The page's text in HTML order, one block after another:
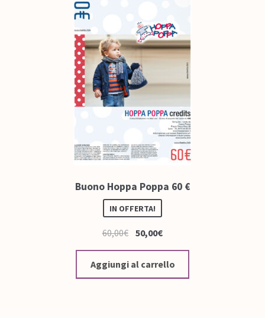
Buono Hoppa Poppa 60 €
IN OFFERTA!
60,00€ 50,00€
Aggiungi al carrello